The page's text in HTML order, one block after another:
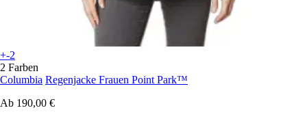
+-2
2 Farben
Columbia Regenjacke Frauen Point Park™
Ab 190,00 €